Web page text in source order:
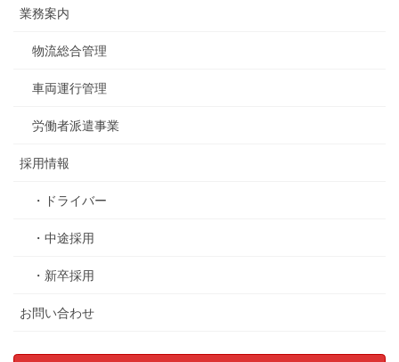
業務案内
物流総合管理
車両運行管理
労働者派遣事業
採用情報
・ドライバー
・中途採用
・新卒採用
お問い合わせ